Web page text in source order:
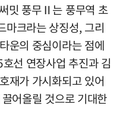
밋 풍무Ⅱ는 풍무역 초
마크라는 상징성, 그리
운의 중심이라는 점에
선 연장사업 추진과 김
재가 가시화되고 있어
어올릴 것으로 기대한